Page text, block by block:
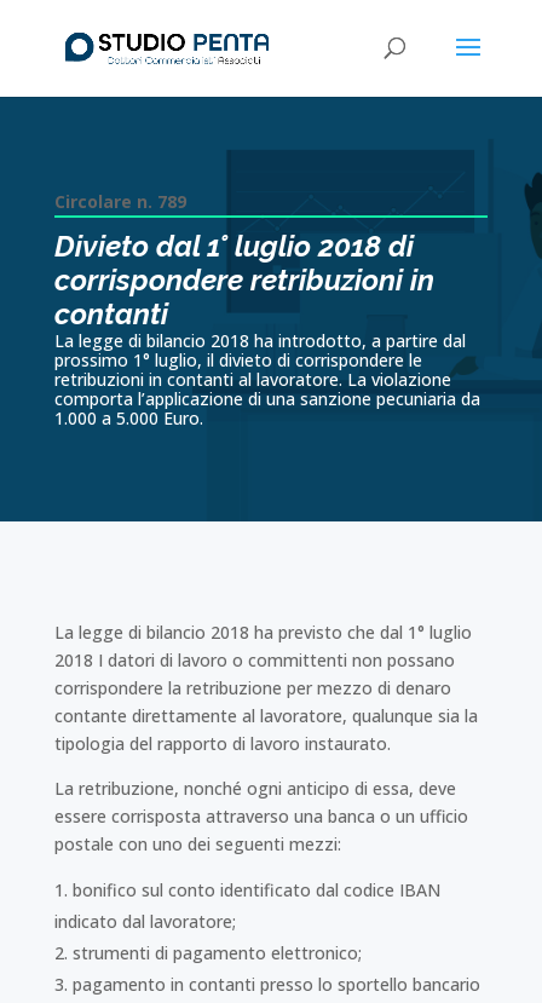
Circolare n. 789
Divieto dal 1° luglio 2018 di
corrispondere retribuzioni in
contanti
La legge di bilancio 2018 ha introdotto, a partire dal
prossimo 1° luglio, il divieto di corrispondere le
retribuzioni in contanti al lavoratore. La violazione
comporta l’applicazione di una sanzione pecuniaria da
1.000 a 5.000 Euro.
La legge di bilancio 2018 ha previsto che dal 1° luglio
2018 I datori di lavoro o committenti non possano
corrispondere la retribuzione per mezzo di denaro
contante direttamente al lavoratore, qualunque sia la
tipologia del rapporto di lavoro instaurato.
La retribuzione, nonché ogni anticipo di essa, deve
essere corrisposta attraverso una banca o un ufficio
postale con uno dei seguenti mezzi:
bonifico sul conto identificato dal codice IBAN
indicato dal lavoratore;
strumenti di pagamento elettronico;
pagamento in contanti presso lo sportello bancario